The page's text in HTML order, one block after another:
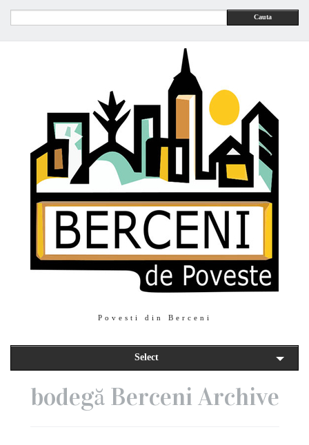
Cauta
Povesti din Berceni
Select
bodegă Berceni Archive